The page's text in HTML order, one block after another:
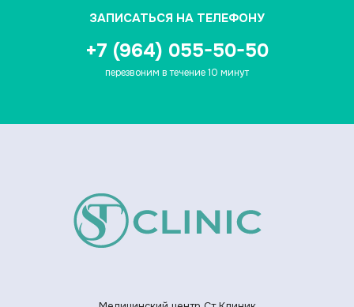
ЗАПИСАТЬСЯ НА ТЕЛЕФОНУ
+7 (964) 055-50-50
перезвоним в течение 10 минут